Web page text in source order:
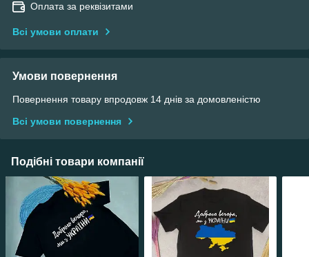
Оплата за реквізитами
Всі умови оплати
Умови повернення
Повернення товару впродовж 14 днів за домовленістю
Всі умови повернення
Подібні товари компанії